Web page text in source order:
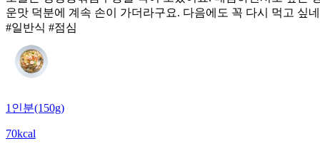
운맛 덕분에 계속 손이 가더라구요. 다음에도 꼭 다시 먹고 싶
#일반식 #점심
1인분(150g)
70kcal